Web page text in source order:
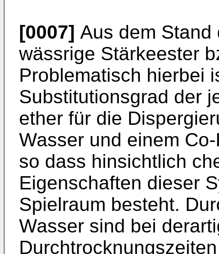
[0007] Aus dem Stand
wässrige Stärkeester
Problematisch hierbei
Substitutionsgrad der
ether für die
Wasser und einem
so dass hinsichtlich
Eigenschaften dieser
Spielraum besteht.
Wasser sind bei